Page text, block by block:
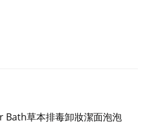
Bath草本排毒卸妝潔面泡泡